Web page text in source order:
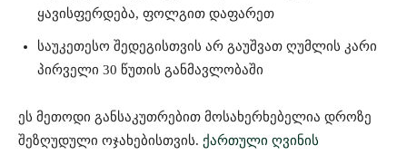
ყავისფერდება, ფოლგით დაფარეთ
საუკეთესო შედეგისთვის არ გაუშვათ ღუმლის კარი
პირველი 30 წუთის განმავლობაში
ეს მეთოდი განსაკუთრებით მოსახერხებელია დროზე
შეზღუდული ოჯახებისთვის. ქართული ღვინის